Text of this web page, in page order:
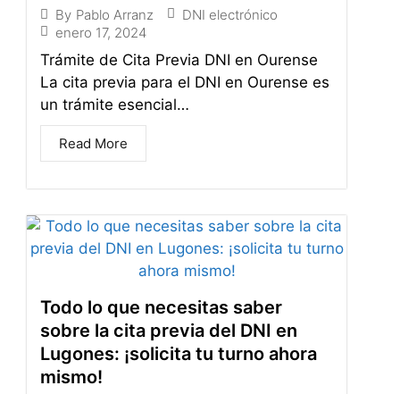
By Pablo Arranz
DNI electrónico
enero 17, 2024
Trámite de Cita Previa DNI en Ourense
La cita previa para el DNI en Ourense es
un trámite esencial…
Read More
Todo lo que necesitas saber
sobre la cita previa del DNI en
Lugones: ¡solicita tu turno ahora
mismo!